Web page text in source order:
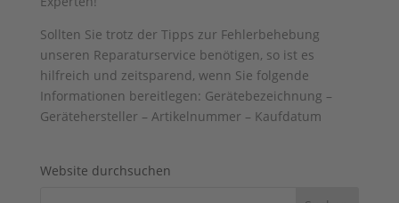
Sollten Sie trotz der Tipps zur Fehlerbehebung
unseren Reparaturservice benötigen, so ist es
hilfreich und zeitsparend, wenn Sie folgende
Informationen bereitlegen: Gerätebezeichnung –
Gerätehersteller – Artikelnummer – Kaufdatum
Website durchsuchen